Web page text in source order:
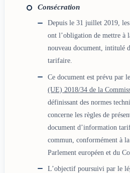
Consécration
Depuis le 31 juillet 2019, les
ont l’obligation de mettre à
nouveau document, intitulé
tarifaire.
Ce document est prévu par
(UE) 2018/34 de la
définissant des normes
concerne les règles de
document d’information
commun, conformément à
Parlement européen et du
L’objectif poursuivi par le